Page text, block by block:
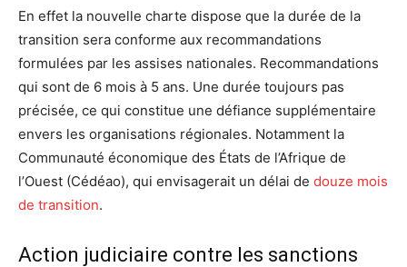
En effet la nouvelle charte dispose que la durée de la
transition sera conforme aux recommandations
formulées par les assises nationales. Recommandations
qui sont de 6 mois à 5 ans. Une durée toujours pas
précisée, ce qui constitue une défiance supplémentaire
envers les organisations régionales. Notamment la
Communauté économique des États de l’Afrique de
l’Ouest (Cédéao), qui envisagerait un délai de douze mois
de transition.
Action judiciaire contre les sanctions